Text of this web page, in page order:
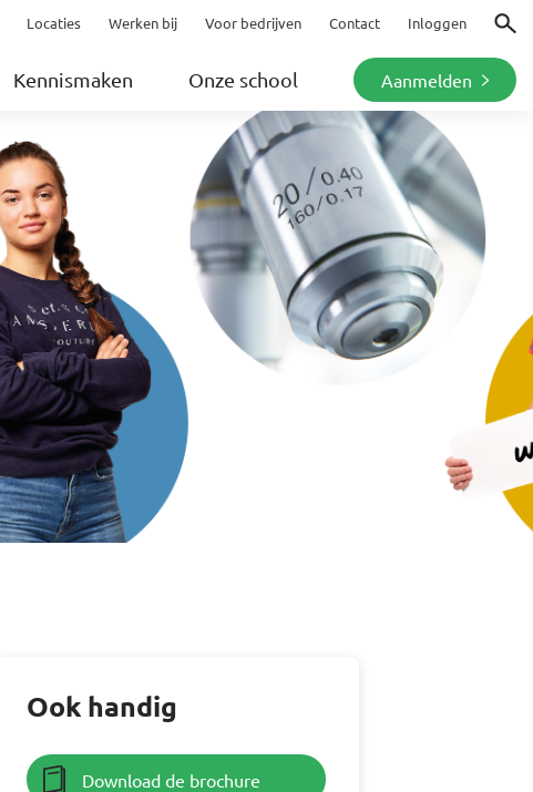
Locaties Werken bij Voor bedrijven Contact Inloggen
Kennismaken Onze school Aanmelden
Ook handig
Download de brochure